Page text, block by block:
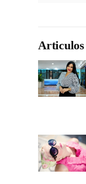
Articulos